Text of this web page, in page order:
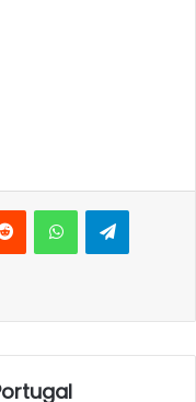
Reddit WhatsApp